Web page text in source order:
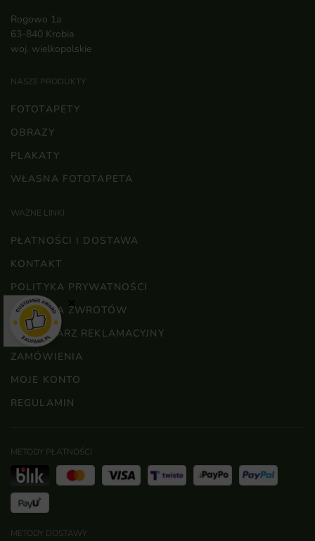
Rogowo 1a
63-840 Krobia
woj. wielkopolskie
NASZE PRODUKTY
FOTOTAPETY
OBRAZY
PLAKATY
WŁASNA FOTOTAPETA
WAŻNE LINKI
PŁATNOŚCI I DOSTAWA
KONTAKT
POLITYKA PRYWATNOŚCI
POLITYKA ZWROTÓW
FORMULARZ REKLAMACYJNY
ZAMÓWIENIA
MOJE KONTO
REGULAMIN
METODY PŁATNOŚCI
METODY DOSTAWY
×